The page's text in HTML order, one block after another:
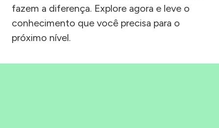
fazem a diferença. Explore agora e leve o
conhecimento que você precisa para o
próximo nível.